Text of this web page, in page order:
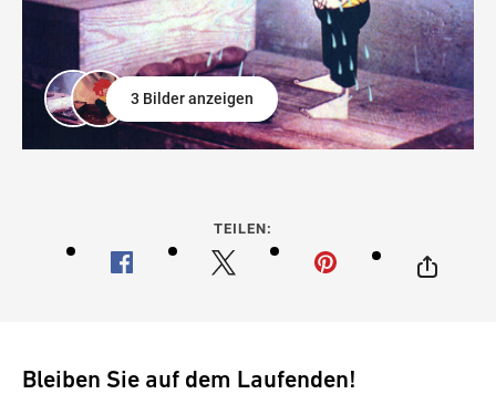
3 Bilder anzeigen
TEILEN:
Bleiben Sie auf dem Laufenden!